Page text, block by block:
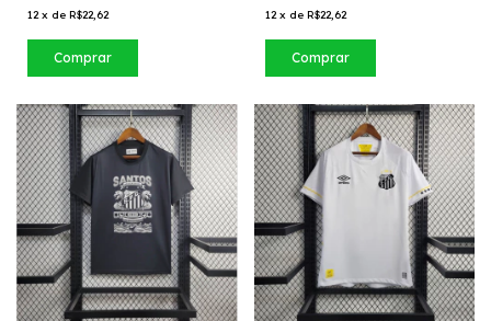
12 x de R$22,62
Comprar
12 x de R$22,62
Comprar